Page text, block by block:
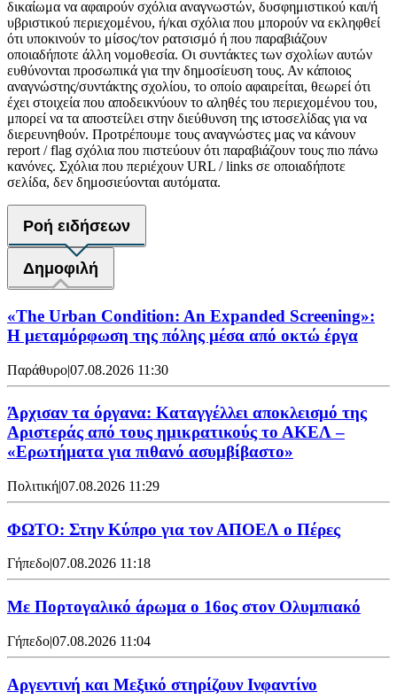
δικαίωμα να αφαιρούν σχόλια αναγνωστών, δυσφημιστικού και/ή
υβριστικού περιεχομένου, ή/και σχόλια που μπορούν να εκληφθεί
ότι υποκινούν το μίσος/τον ρατσισμό ή που παραβιάζουν
οποιαδήποτε άλλη νομοθεσία. Οι συντάκτες των σχολίων αυτών
ευθύνονται προσωπικά για την δημοσίευση τους. Αν κάποιος
αναγνώστης/συντάκτης σχολίου, το οποίο αφαιρείται, θεωρεί ότι
έχει στοιχεία που αποδεικνύουν το αληθές του περιεχομένου του,
μπορεί να τα αποστείλει στην διεύθυνση της ιστοσελίδας για να
διερευνηθούν. Προτρέπουμε τους αναγνώστες μας να κάνουν
report / flag σχόλια που πιστεύουν ότι παραβιάζουν τους πιο πάνω
κανόνες. Σχόλια που περιέχουν URL / links σε οποιαδήποτε
σελίδα, δεν δημοσιεύονται αυτόματα.
Ροή ειδήσεων
Δημοφιλή
«The Urban Condition: An Expanded Screening»:
Η μεταμόρφωση της πόλης μέσα από οκτώ έργα
Παράθυρο|07.08.2026 11:30
Άρχισαν τα όργανα: Καταγγέλλει αποκλεισμό της
Αριστεράς από τους ημικρατικούς το ΑΚΕΛ –
«Ερωτήματα για πιθανό ασυμβίβαστο»
Πολιτική|07.08.2026 11:29
ΦΩΤΟ: Στην Κύπρο για τον ΑΠΟΕΛ ο Πέρες
Γήπεδο|07.08.2026 11:18
Με Πορτογαλικό άρωμα ο 16ος στον Ολυμπιακό
Γήπεδο|07.08.2026 11:04
Αργεντινή και Μεξικό στηρίζουν Ινφαντίνο